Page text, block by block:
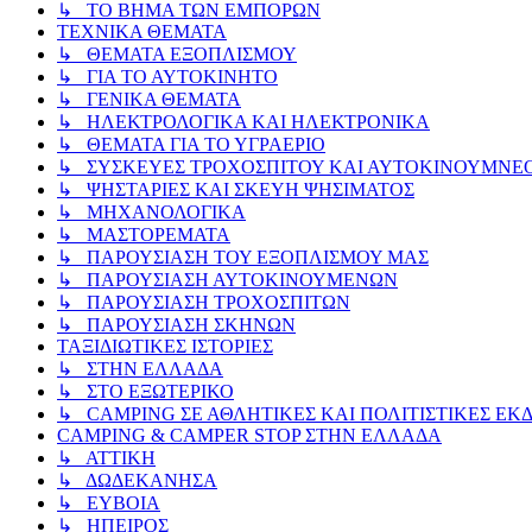
↳ ΤΟ ΒΗΜΑ ΤΩΝ ΕΜΠΟΡΩΝ
ΤΕΧΝΙΚΑ ΘΕΜΑΤΑ
↳ ΘΕΜΑΤΑ ΕΞΟΠΛΙΣΜΟΥ
↳ ΓΙΑ ΤΟ ΑΥΤΟΚΙΝΗΤΟ
↳ ΓΕΝΙΚΑ ΘΕΜΑΤΑ
↳ ΗΛΕΚΤΡΟΛΟΓΙΚΑ ΚΑΙ ΗΛΕΚΤΡΟΝΙΚΑ
↳ ΘΕΜΑΤΑ ΓΙΑ ΤΟ ΥΓΡΑΕΡΙΟ
↳ ΣΥΣΚΕΥΕΣ ΤΡΟΧΟΣΠΙΤΟΥ ΚΑΙ
↳ ΨΗΣΤΑΡΙΕΣ ΚΑΙ ΣΚΕΥΗ ΨΗΣΙΜΑΤΟΣ
↳ ΜΗΧΑΝΟΛΟΓΙΚΑ
↳ ΜΑΣΤΟΡΕΜΑΤΑ
↳ ΠΑΡΟΥΣΙΑΣΗ ΤΟΥ ΕΞΟΠΛΙΣΜΟΥ ΜΑΣ
↳ ΠΑΡΟΥΣΙΑΣΗ ΑΥΤΟΚΙΝΟΥΜΕΝΩΝ
↳ ΠΑΡΟΥΣΙΑΣΗ ΤΡΟΧΟΣΠΙΤΩΝ
↳ ΠΑΡΟΥΣΙΑΣΗ ΣΚΗΝΩΝ
ΤΑΞΙΔΙΩΤΙΚΕΣ ΙΣΤΟΡΙΕΣ
↳ ΣΤΗΝ ΕΛΛΑΔΑ
↳ ΣΤΟ ΕΞΩΤΕΡΙΚΟ
↳ CAMPING ΣΕ ΑΘΛΗΤΙΚΕΣ ΚΑΙ ΠΟΛΙΤΙΣΤΙΚΕΣ
CAMPING & CAMPER STOP ΣΤΗN ΕΛΛΑΔΑ
↳ ΑΤΤΙΚΗ
↳ ΔΩΔΕΚΑΝΗΣΑ
↳ ΕΥΒΟΙΑ
↳ ΗΠΕΙΡΟΣ